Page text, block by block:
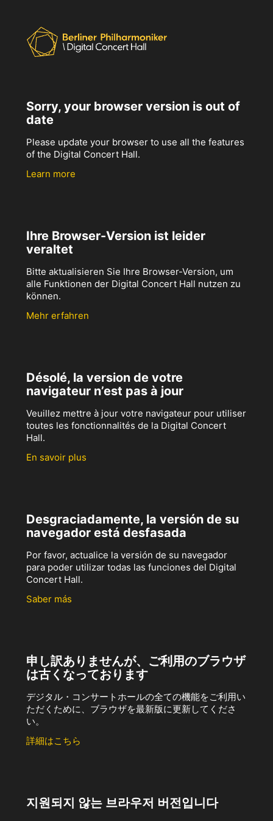
Sorry, your browser version is out of
date
Please update your browser to use all the features
of the Digital Concert Hall.
Learn more
Ihre Browser-Version ist leider
veraltet
Bitte aktualisieren Sie Ihre Browser-Version, um
alle Funktionen der Digital Concert Hall nutzen zu
können.
Mehr erfahren
Désolé, la version de votre
navigateur n’est pas à jour
Veuillez mettre à jour votre navigateur pour utiliser
toutes les fonctionnalités de la Digital Concert
Hall.
En savoir plus
Desgraciadamente, la versión de su
navegador está desfasada
Por favor, actualice la versión de su navegador
para poder utilizar todas las funciones del Digital
Concert Hall.
Saber más
申し訳ありませんが、ご利用のブラウザ
は古くなっております
デジタル・コンサートホールの全ての機能をご利用い
ただくために、ブラウザを最新版に更新してくださ
い。
詳細はこちら
지원되지 않는 브라우저 버전입니다